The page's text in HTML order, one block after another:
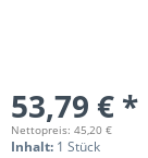
53,79 € *
Nettopreis: 45,20 €
Inhalt: 1 Stück